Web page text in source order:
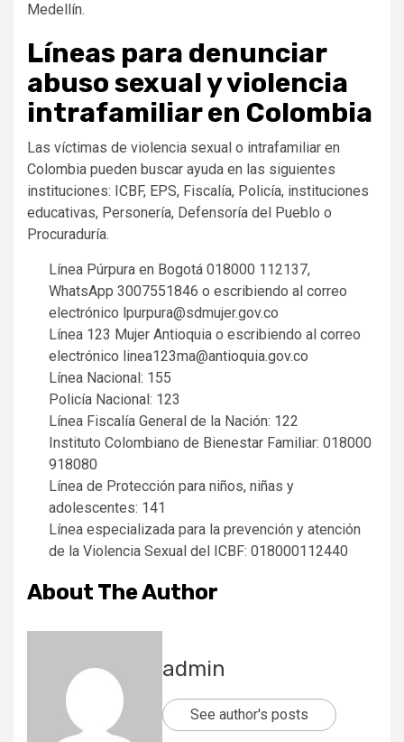
Medellín.
Líneas para denunciar
abuso sexual y violencia
intrafamiliar en Colombia
Las víctimas de violencia sexual o intrafamiliar en
Colombia pueden buscar ayuda en las siguientes
instituciones: ICBF, EPS, Fiscalía, Policía, instituciones
educativas, Personería, Defensoría del Pueblo o
Procuraduría.
Línea Púrpura en Bogotá 018000 112137,
WhatsApp 3007551846 o escribiendo al correo
electrónico lpurpura@sdmujer.gov.co
Línea 123 Mujer Antioquia o escribiendo al correo
electrónico linea123ma@antioquia.gov.co
Línea Nacional: 155
Policía Nacional: 123
Línea Fiscalía General de la Nación: 122
Instituto Colombiano de Bienestar Familiar: 018000
918080
Línea de Protección para niños, niñas y
adolescentes: 141
Línea especializada para la prevención y atención
de la Violencia Sexual del ICBF: 018000112440
About The Author
admin
See author's posts